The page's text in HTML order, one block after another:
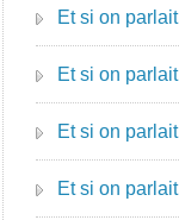
Et si on
Et si on
Et si on
Et si on